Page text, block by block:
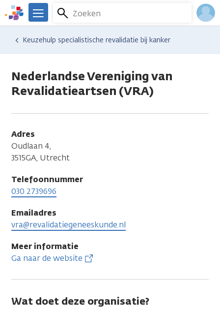
Overslaan
en
naar
We
er
Kanker.nl
Zoeken
Menu
Hulp en ondersteuning
Vind hulp bij kanker
Gedachten en emoties
Emotionele gevolgen
Keuzehulp specialistische revalidatie bij kanker
Nederlandse Vereniging van
Revalidatieartsen (VRA)
Adres
Oudlaan 4,
3515GA, Utrecht
Telefoonnummer
030 2739696
Emailadres
vra@revalidatiegeneeskunde.nl
Meer informatie
Ga naar de website
Wat doet deze organisatie?